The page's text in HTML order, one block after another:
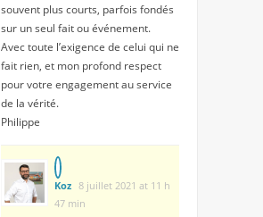
souvent plus courts, parfois fondés
sur un seul fait ou événement.
Avec toute l’exigence de celui qui ne
fait rien, et mon profond respect
pour votre engagement au service
de la vérité.
Philippe
Koz 8 juillet 2021 at 11 h
47 min